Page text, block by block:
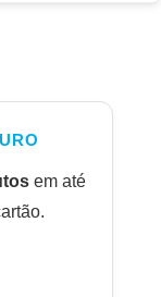
em até